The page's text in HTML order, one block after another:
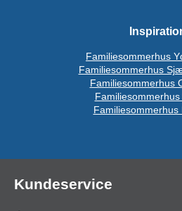
Familiesommerhus
Familiesommerhus
Familiesommerhus
Familiesommerhus
Kundeservice